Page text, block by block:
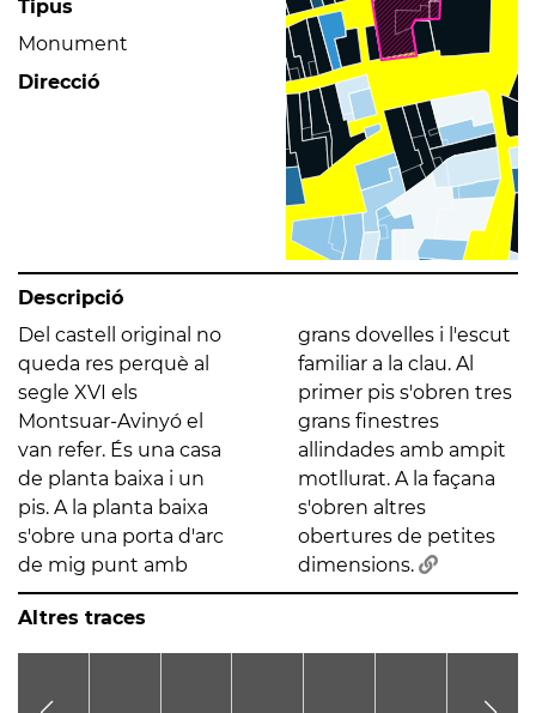
Tipus
Monument
Direcció
Descripció
Del castell original no
queda res perquè al
segle XVI els
Montsuar-Avinyó el
van refer. És una casa
de planta baixa i un
pis. A la planta baixa
s'obre una porta d'arc
de mig punt amb
grans dovelles i l'escut
familiar a la clau. Al
primer pis s'obren tres
grans finestres
allindades amb ampit
motllurat. A la façana
s'obren altres
obertures de petites
dimensions.
Altres traces